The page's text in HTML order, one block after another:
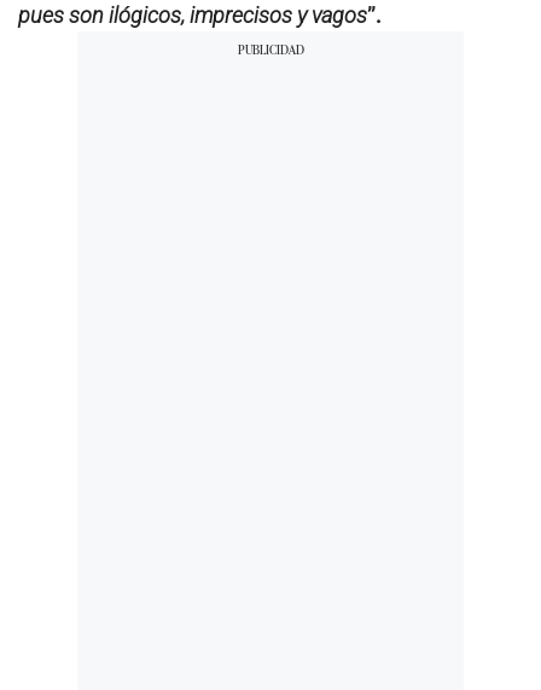
pues son ilógicos, imprecisos y vagos”.